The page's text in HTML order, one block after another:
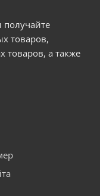
товаров,
товаров, а также